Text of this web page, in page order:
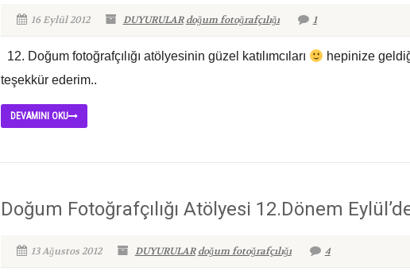
16 Eylül 2012 DUYURULAR doğum fotoğrafçılığı 1
12. Doğum fotoğrafçılığı atölyesinin güzel katılımcıları
hepinize
teşekkür ederim..
DEVAMINI OKU
Doğum Fotoğrafçılığı Atölyesi 12.Dönem
13 Ağustos 2012 DUYURULAR doğum fotoğrafçılığı 4